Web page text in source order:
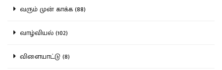
வரும் முன் காக்க (88)
வாழ்வியல் (102)
விளையாட்டு (8)